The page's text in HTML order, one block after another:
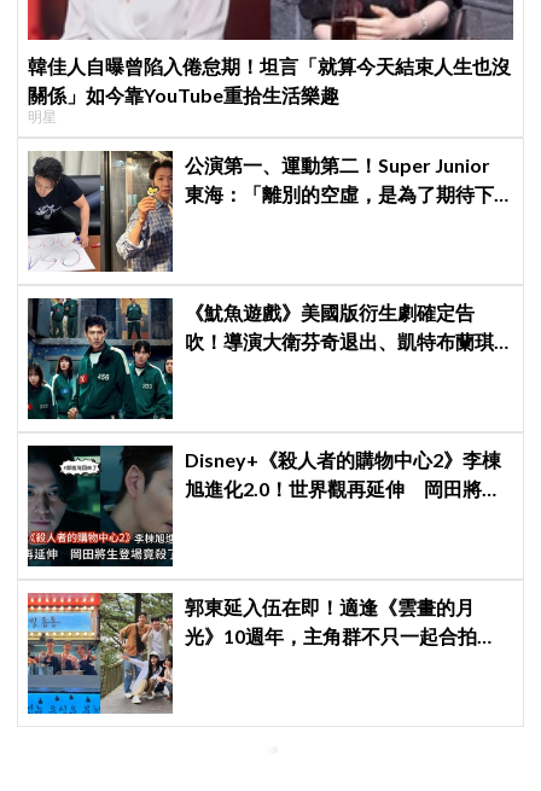
韓佳人自曝曾陷入倦怠期！坦言「就算今天結束人生也沒
關係」如今靠YouTube重拾生活樂趣
明星
公演第一、運動第二！Super Junior
東海：「離別的空虛，是為了期待下
《魷魚遊戲》美國版衍生劇確定告
吹！導演大衛芬奇退出、凱特布蘭琪
Disney+《殺人者的購物中心2》李棟
旭進化2.0！世界觀再延伸 岡田將生
郭東延入伍在即！適逢《雲畫的月
光》10週年，主角群不只一起合拍畫